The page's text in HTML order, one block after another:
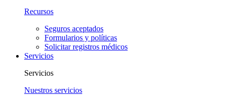
Recursos
Seguros aceptados
Formularios y políticas
Solicitar registros médicos
Servicios
Servicios
Nuestros servicios